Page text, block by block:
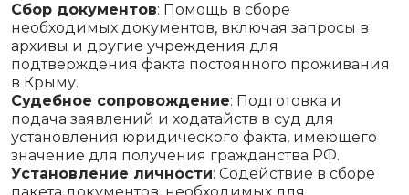
Сбор документов: Помощь в сборе
необходимых документов, включая запросы в
архивы и другие учреждения для
подтверждения факта постоянного проживания
в Крыму.
Судебное сопровождение: Подготовка и
подача заявлений и ходатайств в суд для
установления юридического факта, имеющего
значение для получения гражданства РФ.
Установление личности: Содействие в сборе